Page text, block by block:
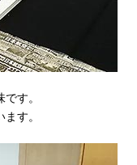
す。
す。